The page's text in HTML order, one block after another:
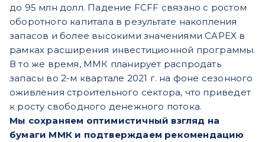
до 95 млн долл. Падение FCFF связано с ростом
оборотного капитала в результате накопления
запасов и более высокими значениями CAPEX в
рамках расширения инвестиционной программы.
В то же время, ММК планирует распродать
запасы во 2-м квартале 2021 г. на фоне сезонного
оживления строительного сектора, что приведет
к росту свободного денежного потока.
Мы сохраняем оптимистичный взгляд на
бумаги ММК и подтверждаем рекомендацию